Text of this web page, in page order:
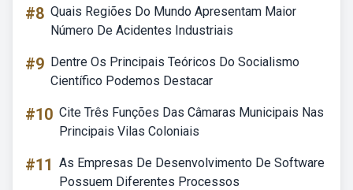
#8 Quais Regiões Do Mundo Apresentam Maior
Número De Acidentes Industriais
#9 Dentre Os Principais Teóricos Do Socialismo
Científico Podemos Destacar
#10 Cite Três Funções Das Câmaras Municipais Nas
Principais Vilas Coloniais
#11 As Empresas De Desenvolvimento De Software
Possuem Diferentes Processos